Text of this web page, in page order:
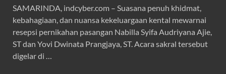
SAMARINDA, indcyber.com – Suasana penuh khidmat,
kebahagiaan, dan nuansa kekeluargaan kental mewarnai
resepsi pernikahan pasangan Nabilla Syifa Audriyana Ajie,
ST dan Yovi Dwinata Prangjaya, ST. Acara sakral tersebut
digelar di …